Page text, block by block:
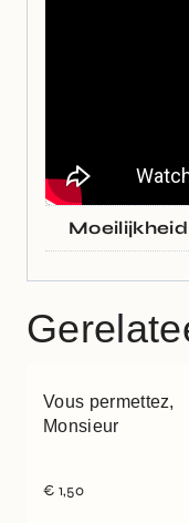
Moeilijkheid
Vous permettez,
Monsieur
€ 1,50